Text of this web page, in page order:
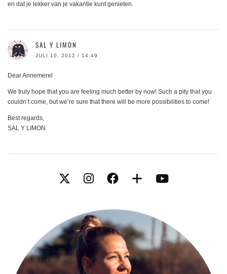
en dat je lekker van je vakantie kunt genieten.
SAL Y LIMON
JULI 10, 2012 / 14:49
Dear Annemerel
We truly hope that you are feeling much better by now! Such a pity that you
couldn’t come, but we’re sure that there will be more possibilities to come!
Best regards,
SAL Y LIMON